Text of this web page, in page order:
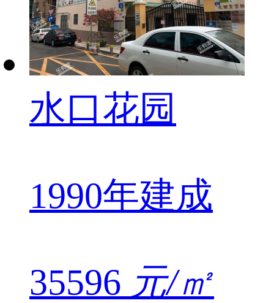
水口花园
1990年建成
35596 元/㎡